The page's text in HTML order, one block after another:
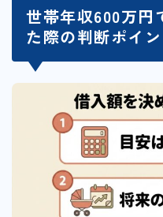
世帯年収600万円
た際の判断ポイン